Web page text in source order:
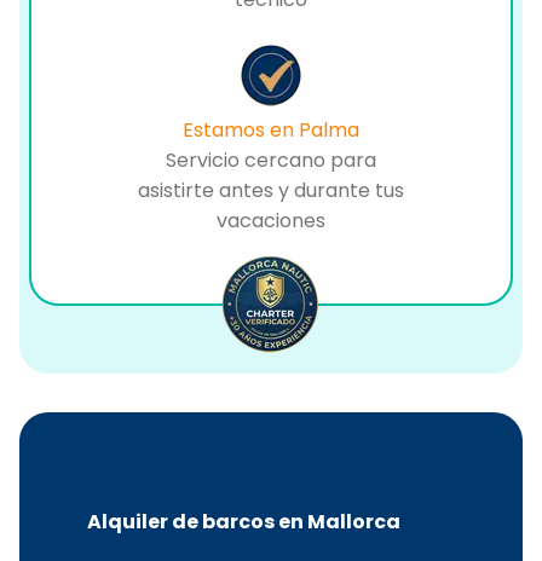
Estamos en Palma
Servicio cercano para
asistirte antes y durante tus
vacaciones
Alquiler de barcos en Mallorca